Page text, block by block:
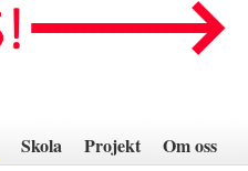
Skola Projekt Om oss